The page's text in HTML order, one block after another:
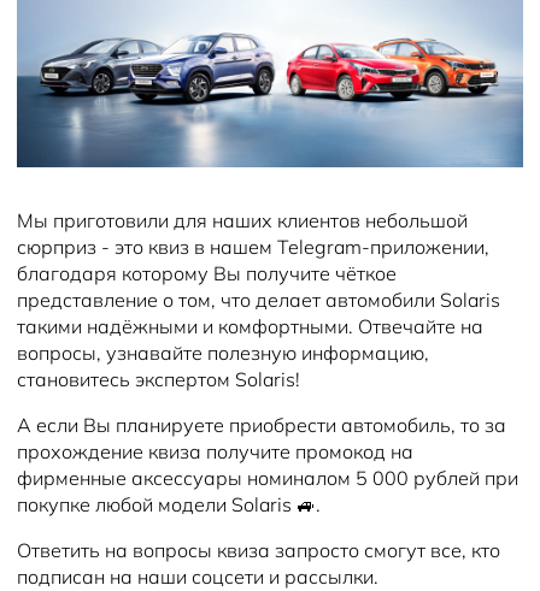
Мы приготовили для наших клиентов небольшой
сюрприз - это квиз в нашем Telegram-приложении,
благодаря которому Вы получите чёткое
представление о том, что делает автомобили Solaris
такими надёжными и комфортными. Отвечайте на
вопросы, узнавайте полезную информацию,
становитесь экспертом Solaris!
А если Вы планируете приобрести автомобиль, то за
прохождение квиза получите промокод на
фирменные аксессуары номиналом 5 000 рублей при
покупке любой модели Solaris 🚙.
Ответить на вопросы квиза запросто смогут все, кто
подписан на наши соцсети и рассылки.